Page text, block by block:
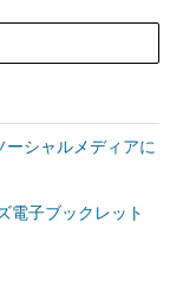
ーシャルメディアに
電子ブックレット